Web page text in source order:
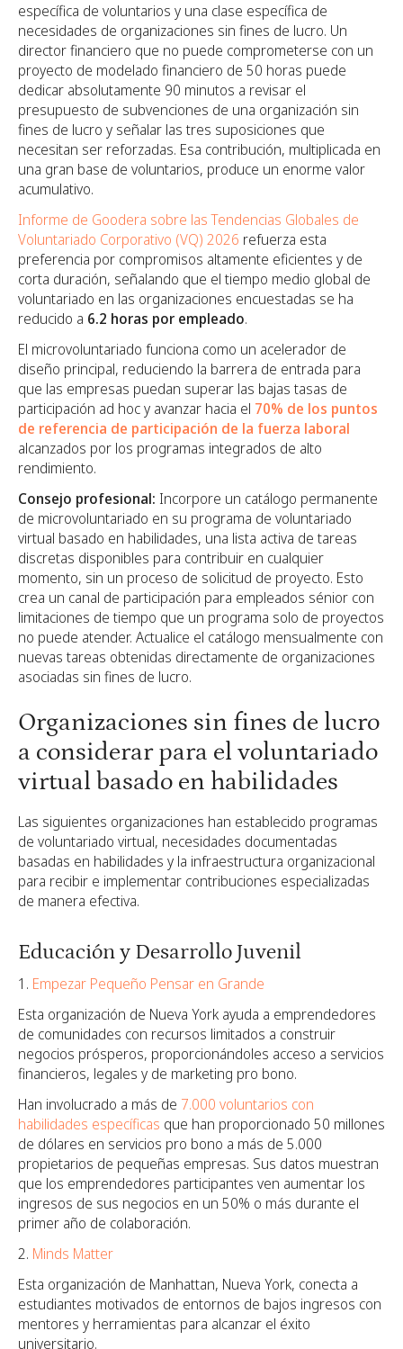
específica de voluntarios y una clase específica de
necesidades de organizaciones sin fines de lucro. Un
director financiero que no puede comprometerse con un
proyecto de modelado financiero de 50 horas puede
dedicar absolutamente 90 minutos a revisar el
presupuesto de subvenciones de una organización sin
fines de lucro y señalar las tres suposiciones que
necesitan ser reforzadas. Esa contribución, multiplicada en
una gran base de voluntarios, produce un enorme valor
acumulativo.
Informe de Goodera sobre las Tendencias Globales de
Voluntariado Corporativo (VQ) 2026 refuerza esta
preferencia por compromisos altamente eficientes y de
corta duración, señalando que el tiempo medio global de
voluntariado en las organizaciones encuestadas se ha
reducido a 6.2 horas por empleado.
El microvoluntariado funciona como un acelerador de
diseño principal, reduciendo la barrera de entrada para
que las empresas puedan superar las bajas tasas de
participación ad hoc y avanzar hacia el 70% de los puntos
de referencia de participación de la fuerza laboral
alcanzados por los programas integrados de alto
rendimiento.
Consejo profesional: Incorpore un catálogo permanente
de microvoluntariado en su programa de voluntariado
virtual basado en habilidades, una lista activa de tareas
discretas disponibles para contribuir en cualquier
momento, sin un proceso de solicitud de proyecto. Esto
crea un canal de participación para empleados sénior con
limitaciones de tiempo que un programa solo de proyectos
no puede atender. Actualice el catálogo mensualmente con
nuevas tareas obtenidas directamente de organizaciones
asociadas sin fines de lucro.
Organizaciones sin fines de lucro
a considerar para el voluntariado
virtual basado en habilidades
Las siguientes organizaciones han establecido programas
de voluntariado virtual, necesidades documentadas
basadas en habilidades y la infraestructura organizacional
para recibir e implementar contribuciones especializadas
de manera efectiva.
Educación y Desarrollo Juvenil
Empezar Pequeño Pensar en Grande
Esta organización de Nueva York ayuda a emprendedores
de comunidades con recursos limitados a construir
negocios prósperos, proporcionándoles acceso a servicios
financieros, legales y de marketing pro bono.
Han involucrado a más de 7.000 voluntarios con
habilidades específicas que han proporcionado 50 millones
de dólares en servicios pro bono a más de 5.000
propietarios de pequeñas empresas. Sus datos muestran
que los emprendedores participantes ven aumentar los
ingresos de sus negocios en un 50% o más durante el
primer año de colaboración.
Minds Matter
Esta organización de Manhattan, Nueva York, conecta a
estudiantes motivados de entornos de bajos ingresos con
mentores y herramientas para alcanzar el éxito
universitario.